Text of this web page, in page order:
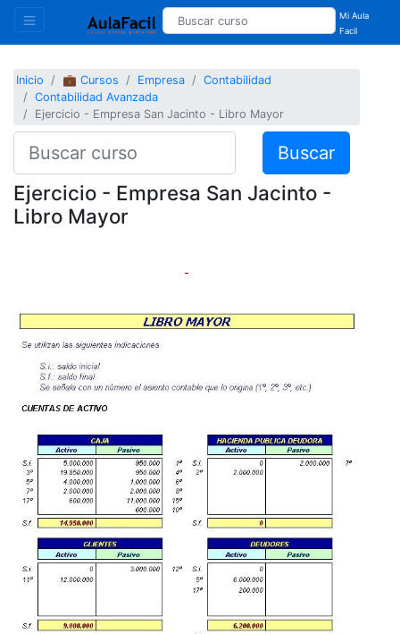
Mi Aula
Facil
Inicio 💼 Cursos Empresa
Contabilidad
Contabilidad Avanzada
Ejercicio - Empresa San Jacinto - Libro Mayor
Buscar
Ejercicio - Empresa San Jacinto -
Libro Mayor